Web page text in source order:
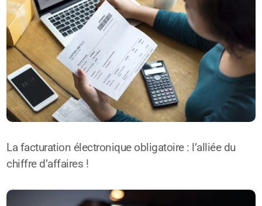
La facturation électronique obligatoire : l’alliée du
chiffre d’affaires !